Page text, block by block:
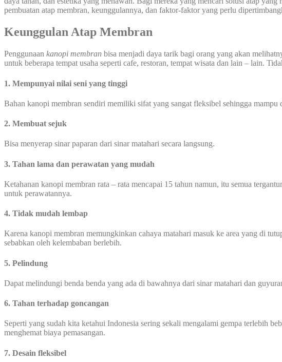
pembuatan atap membran, keunggulannya, dan faktor-faktor yang perlu
Keunggulan Atap Membran
Penggunaan kanopi membran bisa menjadi daya tarik bagi orang yang akan
untuk beberapa tempat usaha seperti cafe, restoran, tempat wisata dan lain – lain.
1. Mempunyai nilai seni yang tinggi
Bahan kanopi membran sendiri memiliki sifat yang sangat fleksibel sehingga mampu
2. Membuat sejuk
Bisa menyerap sinar paparan dari sinar matahari secara langsung.
3. Tahan lama dan perawatan yang mudah
Ketahanan kanopi membran rata – rata mencapai 15 tahun namun, itu semua
untuk perawatannya.
4. Tidak mudah lembap
Karena kanopi membran memungkinkan cahaya matahari masuk ke area yang di
sebabkan oleh kelembaban berlebih.
5. Pelindung
Dapat melindungi benda benda yang ada di bawahnya dari sinar matahari dan
6. Tahan terhadap goncangan
Seperti yang sudah kita ketahui Indonesia sering sekali mengalami gempa terlebih
menghemat biaya pemasangan.
7. Desain fleksibel